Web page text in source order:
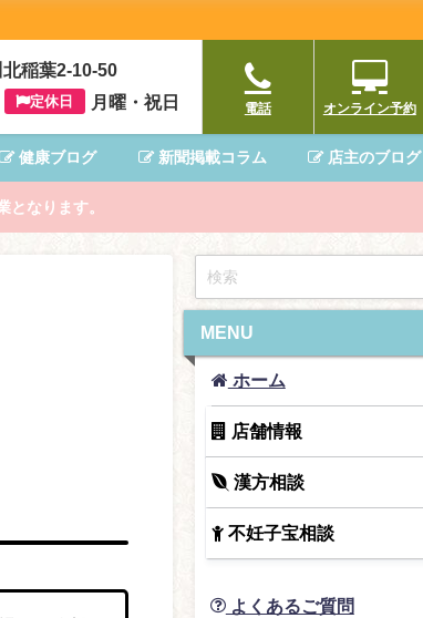
稲葉2-10-50
定休日 月曜・祝日 電話 オンライン予約
健康ブログ 新聞掲載コラム 店主のブログ
となります。
MENU
ホーム
店舗情報
漢方相談
不妊子宝相談
よくあるご質問